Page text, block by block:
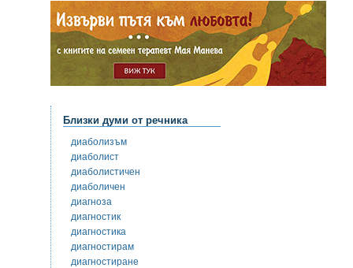
Близки думи от речника
диаболизъм
диаболист
диаболистичен
диаболичен
диагноза
диагностик
диагностика
диагностирам
диагностиране